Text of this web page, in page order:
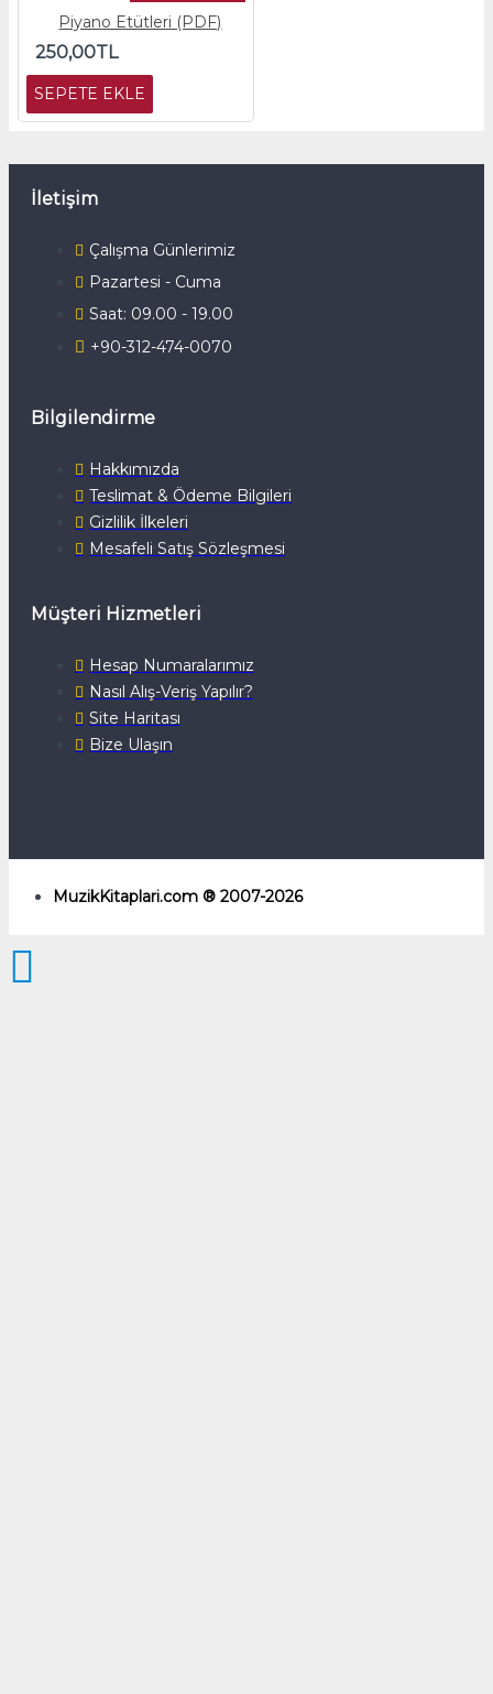
Piyano Etütleri (PDF)
250,00TL
SEPETE EKLE
İletişim
Çalışma Günlerimiz
Pazartesi - Cuma
Saat: 09.00 - 19.00
+90-312-474-0070
Bilgilendirme
Hakkımızda
Teslimat & Ödeme Bilgileri
Gizlilik İlkeleri
Mesafeli Satış Sözleşmesi
Müşteri Hizmetleri
Hesap Numaralarımız
Nasıl Alış-Veriş Yapılır?
Site Haritası
Bize Ulaşın
MuzikKitaplari.com ® 2007-2026